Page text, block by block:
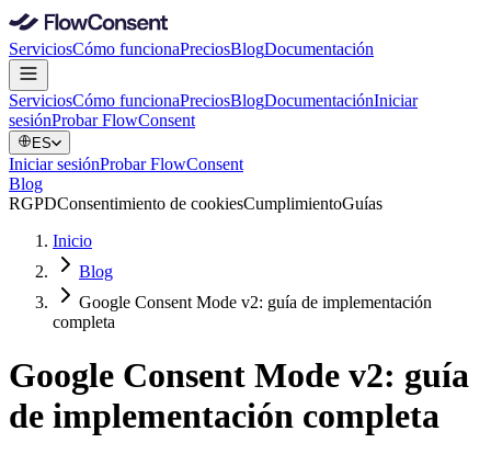
ServiciosCómo funcionaPreciosBlogDocumentación
ServiciosCómo funcionaPreciosBlogDocumentaciónIniciar
sesiónProbar FlowConsent
ES
Iniciar sesiónProbar FlowConsent
Blog
RGPDConsentimiento de cookiesCumplimientoGuías
Inicio
Blog
Google Consent Mode v2: guía de implementación
completa
Google Consent Mode v2: guía
de implementación completa